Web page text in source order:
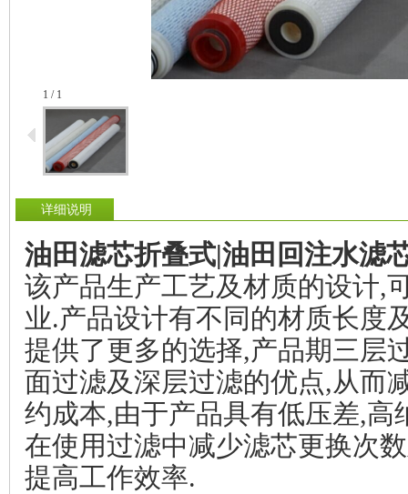
1 / 1
详细说明
油田滤芯折叠式|油田回注水滤
该产品生产工艺及材质的设计,
业.产品设计有不同的材质长度
提供了更多的选择,产品期三层
面过滤及深层过滤的优点,从而
约成本,由于产品具有低压差,高
在使用过滤中减少滤芯更换次
提高工作效率.